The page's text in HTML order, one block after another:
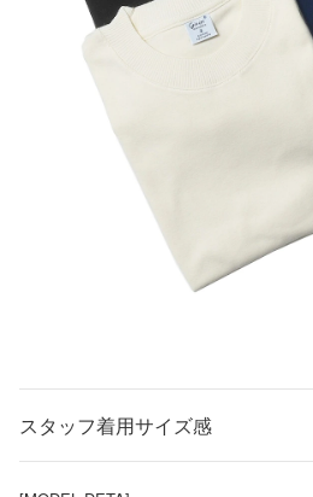
スタッフ着用サイズ感